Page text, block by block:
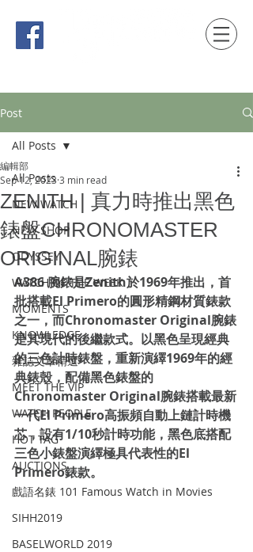
Post
All Posts
NEW WATCH
NEW SHOP
ODYSSEY
WATCH OF THE WEEK
MOMENTS
KNOWLEDGE
雜誌文章精選
MEET THE VIP
WATCH PEOPLE
HOT TAG
AUCTIONS
戲語名錶 101 Famous Watch in Movies
SIHH2019
BASELWORLD 2019
All Posts
ZENITH | 真力時推出黑色
錶盤CHRONOMASTER
ORIGINAL腕錶
編輯部
Sep 12, 2023 3 min read
A386 腕錶是Zenith於1969年推出，首
批搭載El Primero的圓形精鋼材質錶款
之一，而Chronomaster Original腕錶
是其現代的後繼款式。以黑色呈現經典
的三色計時錶盤，重新演繹1969年的經
典錶殼，配備黑色錶盤的
Chronomaster Original腕錶搭載最新
一代El Primero高振頻自動上鏈計時機
芯，設有1/10秒計時功能，黑色底搭配
三色小錶盤演繹極具代表性的El
Primero錶款。